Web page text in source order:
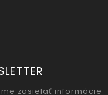
zasielať informácie